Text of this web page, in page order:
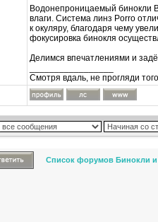
Водонепроницаемый бинокли
влаги. Система линз Porro
к окуляру, благодаря чему
фокусировка бинокля
Делимся впечатлениями и
Смотря вдаль, не прогляди
Список форумов Бинокли и